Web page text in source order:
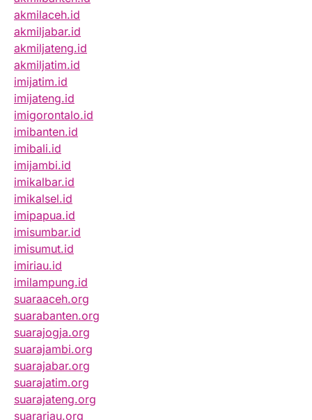
akmilaceh.id
akmiljabar.id
akmiljateng.id
akmiljatim.id
imijatim.id
imijateng.id
imigorontalo.id
imibanten.id
imibali.id
imijambi.id
imikalbar.id
imikalsel.id
imipapua.id
imisumbar.id
imisumut.id
imiriau.id
imilampung.id
suaraaceh.org
suarabanten.org
suarajogja.org
suarajambi.org
suarajabar.org
suarajatim.org
suarajateng.org
suarariau.org